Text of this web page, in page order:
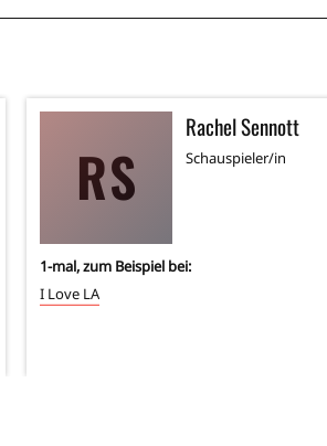
RS
Rachel Sennott
Schauspieler/in
1-mal, zum Beispiel bei:
I Love LA